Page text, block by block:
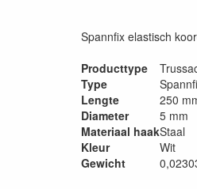
Spannfix elastisch
Producttype
Type
Lengte
250
Diameter
5 mm
Materiaal haakStaal
Kleur
Wit
Gewicht